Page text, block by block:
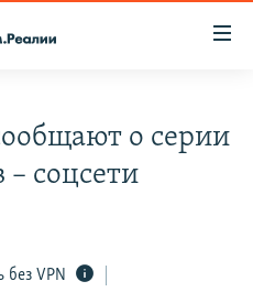
СОПРОТИВЛЕНИЯ
о серии
соцсети
без VPN